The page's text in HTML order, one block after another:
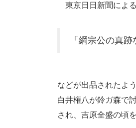
東京日日新聞による
「綱宗公の真
などが出品されたよ
白井権八が鈴ガ森で
され、吉原全盛の頃